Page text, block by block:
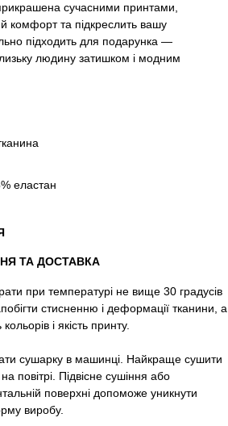
сучасними принтами,
комфорт та підкреслить вашу
підходить для подарунка —
людину затишком і модним
еластан
ТА ДОСТАВКА
при температурі не вище 30 градусів
стисненню і деформації тканини, а
і якість принту.
сушарку в машинці. Найкраще сушити
повітрі. Підвісне сушіння або
поверхні допоможе уникнути
виробу.